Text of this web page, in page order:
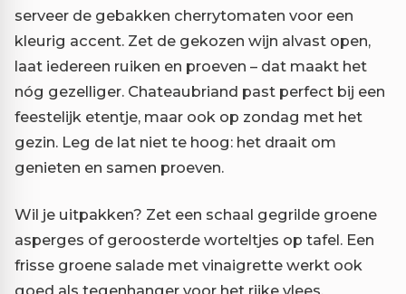
serveer de gebakken cherrytomaten voor een
kleurig accent. Zet de gekozen wijn alvast open,
laat iedereen ruiken en proeven – dat maakt het
nóg gezelliger. Chateaubriand past perfect bij een
feestelijk etentje, maar ook op zondag met het
gezin. Leg de lat niet te hoog: het draait om
genieten en samen proeven.
Wil je uitpakken? Zet een schaal gegrilde groene
asperges of geroosterde worteltjes op tafel. Een
frisse groene salade met vinaigrette werkt ook
goed als tegenhanger voor het rijke vlees.